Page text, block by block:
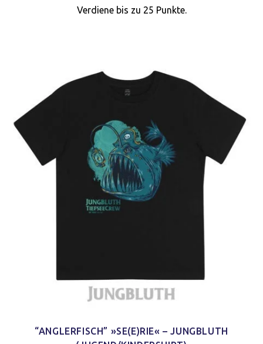
Verdiene bis zu 25 Punkte.
“ANGLERFISCH” »SE(E)RIE« – JUNGBLUTH